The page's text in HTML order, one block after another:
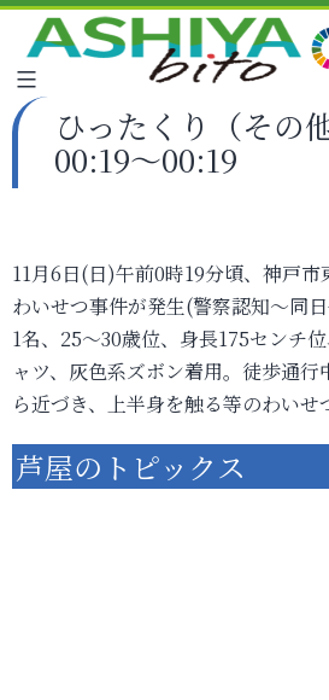
ひったくり（その
00:19～00:19
11月6日(日)午前0時19分頃、神戸
わいせつ事件が発生(警察認知～同
1名、25～30歳位、身長175センチ
ャツ、灰色系ズボン着用。徒歩通
ら近づき、上半身を触る等のわいせ
芦屋のトピックス